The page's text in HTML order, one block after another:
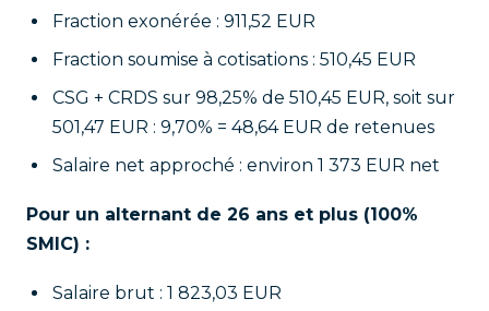
Fraction exonérée : 911,52 EUR
Fraction soumise à cotisations : 510,45 EUR
CSG + CRDS sur 98,25% de 510,45 EUR, soit sur
501,47 EUR : 9,70% = 48,64 EUR de retenues
Salaire net approché : environ 1 373 EUR net
Pour un alternant de 26 ans et plus (100%
SMIC) :
Salaire brut : 1 823,03 EUR